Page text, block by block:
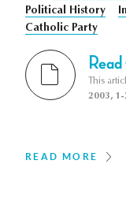
Political History
Catholic Party
This
2003,
READ MORE